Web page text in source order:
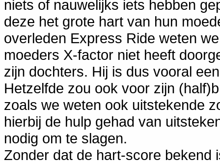
niets of nauwelijks iets hebben
deze het grote hart van hun
overleden Express Ride weten
moeders X-factor niet heeft
zijn dochters. Hij is dus vooral
Hetzelfde zou ook voor zijn
zoals we weten ook uitstekende
hierbij de hulp gehad van
nodig om te slagen.
Zonder dat de hart-score bekend